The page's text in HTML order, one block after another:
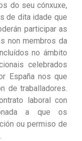
do seu cónxuxe,
de dita idade que
participar as
non membros da
no ámbito
celebrados
España nos que
de traballadores.
laboral con
a que os
ou permiso de